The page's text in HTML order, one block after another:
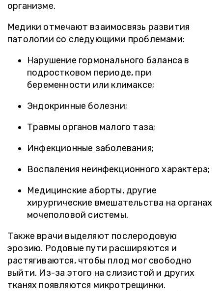
организме.
Медики отмечают взаимосвязь развития
патологии со следующими проблемами:
Нарушение гормонального баланса в
подростковом периоде, при
беременности или климаксе;
Эндокринные болезни;
Травмы органов малого таза;
Инфекционные заболевания;
Воспаления неинфекционного характера;
Медицинские аборты, другие
хирургические вмешательства на органах
мочеполовой системы.
Также врачи выделяют послеродовую
эрозию. Родовые пути расширяются и
растягиваются, чтобы плод мог свободно
выйти. Из-за этого на слизистой и других
тканях появляются микротрещинки.